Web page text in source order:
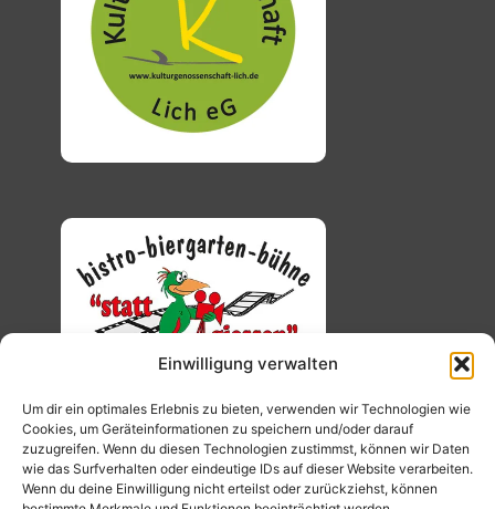
Einwilligung verwalten
Um dir ein optimales Erlebnis zu bieten, verwenden wir Technologien wie
Cookies, um Geräteinformationen zu speichern und/oder darauf
zuzugreifen. Wenn du diesen Technologien zustimmst, können wir Daten
wie das Surfverhalten oder eindeutige IDs auf dieser Website verarbeiten.
Wenn du deine Einwilligung nicht erteilst oder zurückziehst, können